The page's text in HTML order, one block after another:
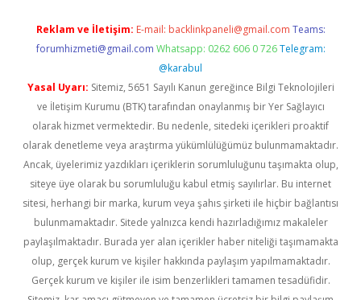
Reklam ve İletişim: E-mail: backlinkpaneli@gmail.com Teams:
forumhizmeti@gmail.com Whatsapp: 0262 606 0 726 Telegram:
@karabul
Yasal Uyarı: Sitemiz, 5651 Sayılı Kanun gereğince Bilgi Teknolojileri
ve İletişim Kurumu (BTK) tarafından onaylanmış bir Yer Sağlayıcı
olarak hizmet vermektedir. Bu nedenle, sitedeki içerikleri proaktif
olarak denetleme veya araştırma yükümlülüğümüz bulunmamaktadır.
Ancak, üyelerimiz yazdıkları içeriklerin sorumluluğunu taşımakta olup,
siteye üye olarak bu sorumluluğu kabul etmiş sayılırlar. Bu internet
sitesi, herhangi bir marka, kurum veya şahıs şirketi ile hiçbir bağlantısı
bulunmamaktadır. Sitede yalnızca kendi hazırladığımız makaleler
paylaşılmaktadır. Burada yer alan içerikler haber niteliği taşımamakta
olup, gerçek kurum ve kişiler hakkında paylaşım yapılmamaktadır.
Gerçek kurum ve kişiler ile isim benzerlikleri tamamen tesadüfidir.